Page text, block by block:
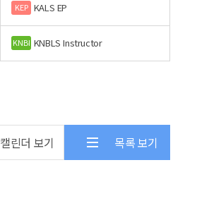
KEP KALS EP
KNBI KNBLS Instructor
캘린더 보기 목록 보기